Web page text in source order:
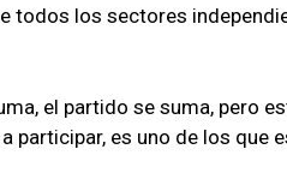
todos los sectores
el partido se suma, pero
participar, es uno de los que